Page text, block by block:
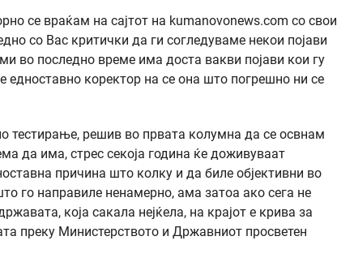
се враќам на сајтот на kumanovonews.com со свои
со Вас критички да ги согледуваме некои појави
во последно време има доста вакви појави кои гу
коректор на се она што погрешно ни се
тестирање, решив во првата колумна да се освнам
да има, стрес секоја година ќе доживуваат
причина што колку и да биле објективни во
го направиле ненамерно, ама затоа ако сега не
која сакала нејќела, на крајот е крива за
преку Министерството и Државниот просветен